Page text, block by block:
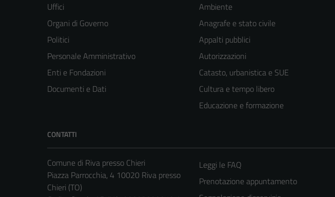
Uffici
Organi di Governo
Politici
Personale Amministrativo
Enti e Fondazioni
Documenti e Dati
Ambiente
Anagrafe e stato civile
Appalti pubblici
Autorizzazioni
Catasto, urbanistica e SUE
Cultura e tempo libero
Educazione e formazione
CONTATTI
Comune di Riva presso Chieri
Piazza Parrocchia, 4 10020 Riva presso
Chieri (TO)
Leggi le FAQ
Prenotazione appuntamento